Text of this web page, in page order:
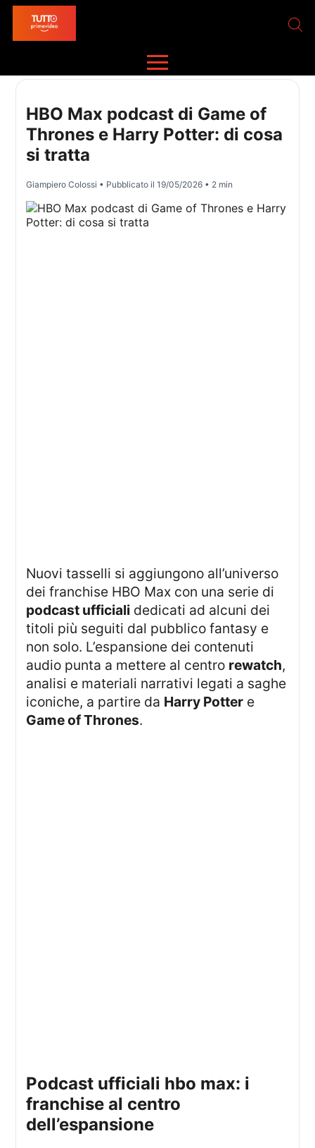
HBO Max podcast di Game of
Thrones e Harry Potter: di cosa
si tratta
Giampiero Colossi • Pubblicato il19/05/2026 • 2 min
Nuovi tasselli si aggiungono all’universo
dei franchise HBO Max con una serie di
podcast ufficiali dedicati ad alcuni dei
titoli più seguiti dal pubblico fantasy e
non solo. L’espansione dei contenuti
audio punta a mettere al centro rewatch,
analisi e materiali narrativi legati a saghe
iconiche, a partire da Harry Potter e
Game of Thrones.
podcast ufficiali hbo max: i
franchise al centro
dell’espansione